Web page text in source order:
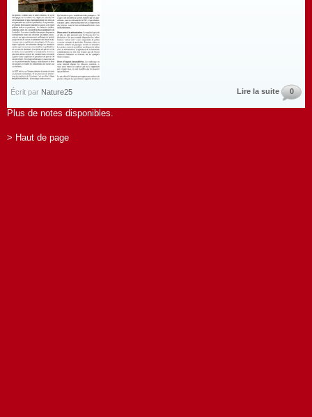
Écrit par Nature25 Lire la suite 0
Plus de notes disponibles.
> Haut de page